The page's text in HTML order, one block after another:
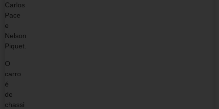
Carlos
Pace
e
Nelson
Piquet.
O
carro
é
de
chassi